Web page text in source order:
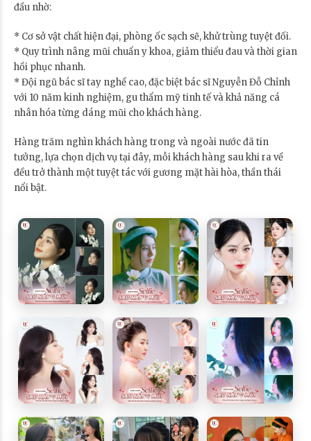
đầu nhờ:
* Cơ sở vật chất hiện đại, phòng ốc sạch sẽ, khử trùng tuyệt đối.
* Quy trình nâng mũi chuẩn y khoa, giảm thiểu đau và thời gian
hồi phục nhanh.
* Đội ngũ bác sĩ tay nghề cao, đặc biệt bác sĩ Nguyễn Đỗ Chỉnh
với 10 năm kinh nghiệm, gu thẩm mỹ tinh tế và khả năng cá
nhân hóa từng dáng mũi cho khách hàng.
Hàng trăm nghìn khách hàng trong và ngoài nước đã tin
tưởng, lựa chọn dịch vụ tại đây, mỗi khách hàng sau khi ra về
đều trở thành một tuyệt tác với gương mặt hài hòa, thần thái
nổi bật.